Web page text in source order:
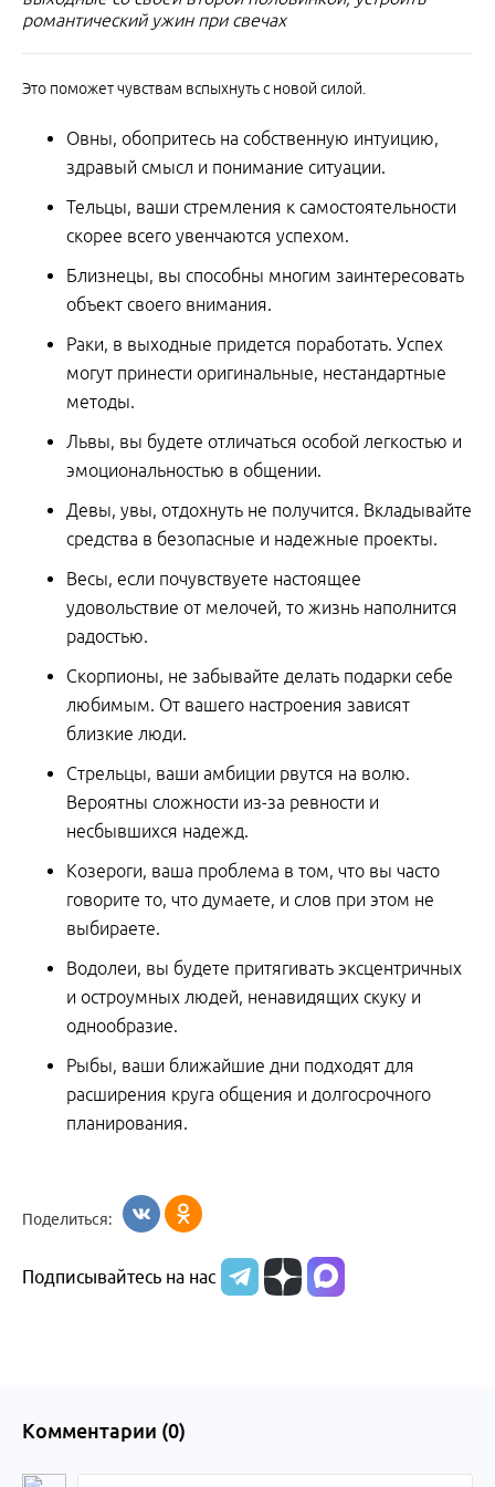
романтический ужин при свечах
Это поможет чувствам вспыхнуть с новой силой.
Овны, обопритесь на собственную интуицию,
здравый смысл и понимание ситуации.
Тельцы, ваши стремления к самостоятельности
скорее всего увенчаются успехом.
Близнецы, вы способны многим заинтересовать
объект своего внимания.
Раки, в выходные придется поработать. Успех
могут принести оригинальные, нестандартные
методы.
Львы, вы будете отличаться особой легкостью и
эмоциональностью в общении.
Девы, увы, отдохнуть не получится. Вкладывайте
средства в безопасные и надежные проекты.
Весы, если почувствуете настоящее
удовольствие от мелочей, то жизнь наполнится
радостью.
Скорпионы, не забывайте делать подарки себе
любимым. От вашего настроения зависят
близкие люди.
Стрельцы, ваши амбиции рвутся на волю.
Вероятны сложности из-за ревности и
несбывшихся надежд.
Козероги, ваша проблема в том, что вы часто
говорите то, что думаете, и слов при этом не
выбираете.
Водолеи, вы будете притягивать эксцентричных
и остроумных людей, ненавидящих скуку и
однообразие.
Рыбы, ваши ближайшие дни подходят для
расширения круга общения и долгосрочного
планирования.
Поделиться:
Подписывайтесь на нас
Комментарии (0)